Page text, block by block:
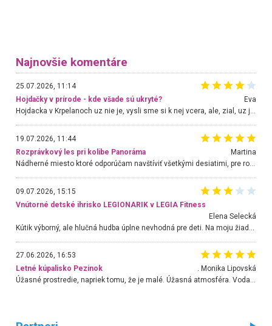
Najnovšie komentáre
25.07.2026, 11:14
Hojdačky v prírode - kde všade sú ukryté?
Eva
Hojdacka v Krpelanoch uz nie je, vysli sme si k nej vcera, ale, zial, uz je znicena. Ak sem planujete cestu len kvoli hojdacke, mozete si ju usetrit. Krasny vyhlad je tu vsak aj bez hojdacky :-)
19.07.2026, 11:44
Rozprávkový les pri kolibe Panoráma
Martina
Nádherné miesto ktoré odporúčam navštíviť všetkými desiatimi, pre rodiny s deťmi, dôchodcom... Proste a jednoducho ozaj rozprávkový les.. určite ešte prídeme. Odniesli sme si na pamiatku krásne tričká,
09.07.2026, 15:15
Vnútorné detské ihrisko LEGIONARIK v LEGIA Fitness
Elena Selecká
27.06.2026, 16:53
Letné kúpalisko Pezinok
. Monika Lipovská
Úžasné prostredie, napriek tomu, že je malé. Úžasná atmosféra. Voda fantastická a nádherná. Ľudí je pomerne veľa, ale su mili a ohľaduplní. Je veľmi zaujímavé sledovať, ako dokážu spolu športovať cudzí ľudia a bez ohľadu na vek. Vládne tu pohoda. Vnuka neviem dostať z vody. Ďakujem za krásny deň . Urcite sa sem vrátim. Jediný problém je s parkovaním, ale aj ten sa mi podarilo vyriešiť. Monika Bratislava